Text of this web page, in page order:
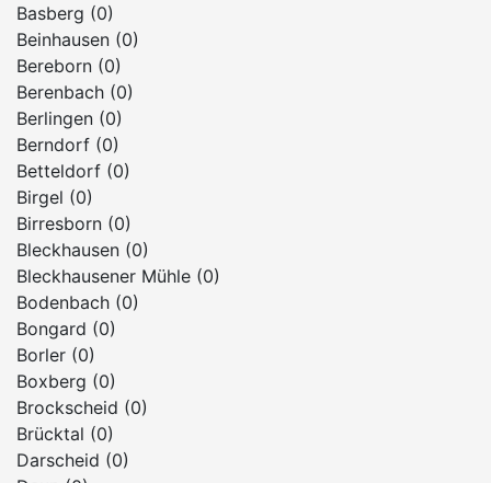
Basberg (0)
Beinhausen (0)
Bereborn (0)
Berenbach (0)
Berlingen (0)
Berndorf (0)
Betteldorf (0)
Birgel (0)
Birresborn (0)
Bleckhausen (0)
Bleckhausener Mühle (0)
Bodenbach (0)
Bongard (0)
Borler (0)
Boxberg (0)
Brockscheid (0)
Brücktal (0)
Darscheid (0)